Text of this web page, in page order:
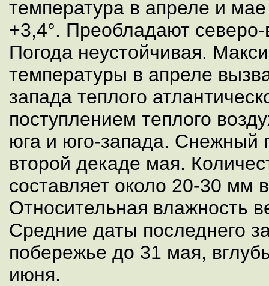
температура в апреле и мае
+3,4°. Преобладают
Погода неустойчивая.
температуры в апреле
запада теплого
поступлением теплого
юга и юго-запада. Снежный
второй декаде мая.
составляет около 20-30 мм
Относительная влажность
Средние даты последнего
побережье до 31 мая,
июня.